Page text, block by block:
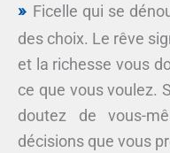
Ficelle qui se
des choix. Le rêve
et la richesse vous
ce que vous voulez.
doutez de vous-
décisions que vous